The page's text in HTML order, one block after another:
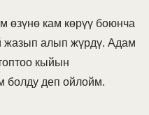
кам көрүү боюнча
жазып алып жүрдү. Адам
кыйын
болду деп ойлойм.